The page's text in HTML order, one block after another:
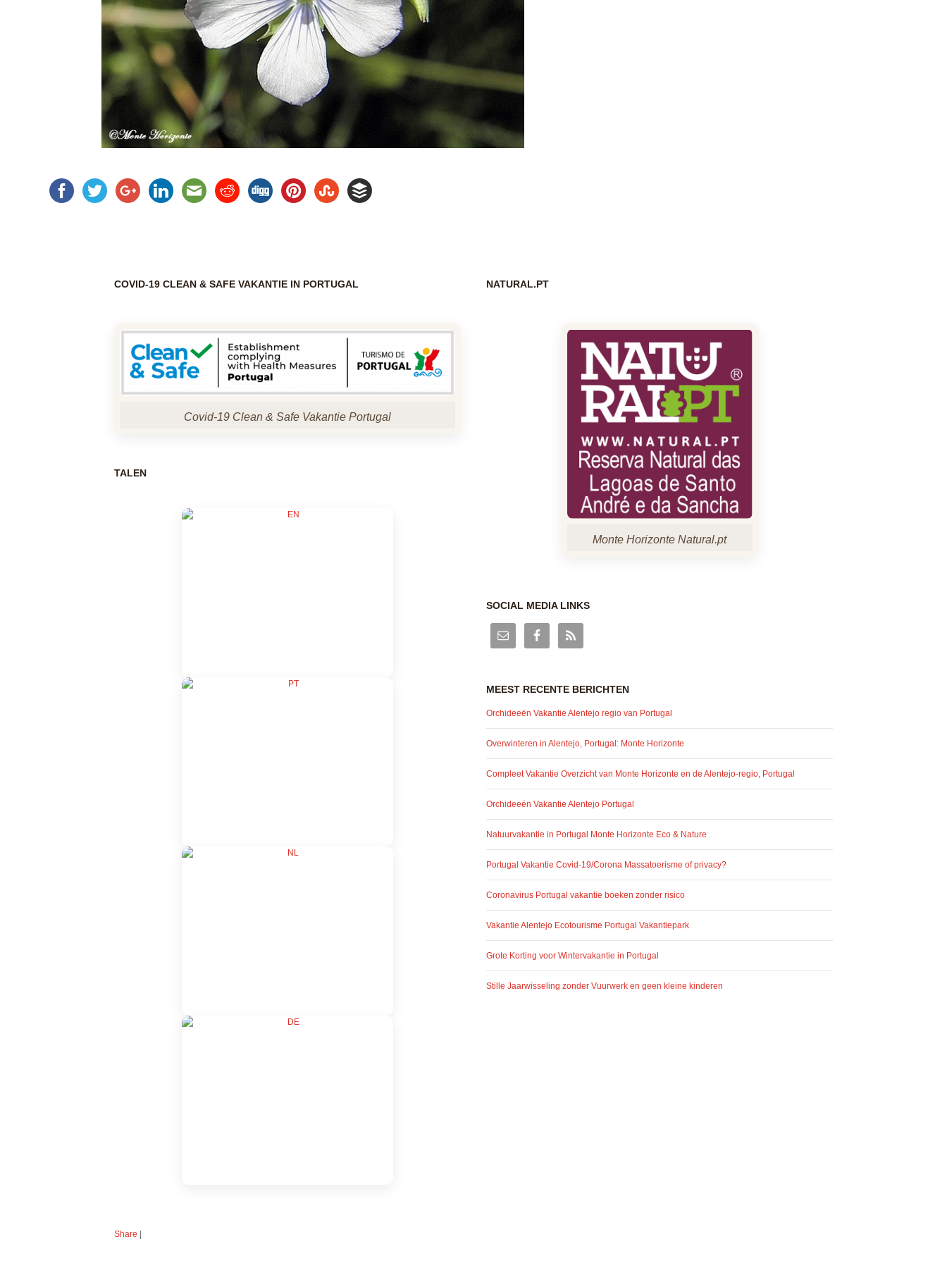
COVID-19 CLEAN & SAFE VAKANTIE IN PORTUGAL
Covid-19 Clean & Safe Vakantie Portugal
TALEN
Share
NATURAL.PT
Monte Horizonte Natural.pt
SOCIAL MEDIA LINKS
MEEST RECENTE BERICHTEN
Orchideeën Vakantie Alentejo regio van Portugal
Overwinteren in Alentejo, Portugal: Monte Horizonte
Compleet Vakantie Overzicht van Monte Horizonte en de Alentejo-regio, Portugal
Orchideeën Vakantie Alentejo Portugal
Natuurvakantie in Portugal Monte Horizonte Eco & Nature
Portugal Vakantie Covid-19/Corona Massatoerisme of privacy?
Coronavirus Portugal vakantie boeken zonder risico
Vakantie Alentejo Ecotourisme Portugal Vakantiepark
Grote Korting voor Wintervakantie in Portugal
Stille Jaarwisseling zonder Vuurwerk en geen kleine kinderen